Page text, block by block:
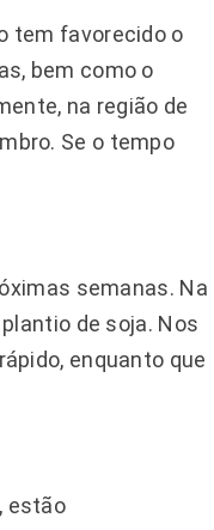
tem favorecido o
bem como o
na região de
Se o tempo
semanas. Na
de soja. Nos
enquanto que
estão